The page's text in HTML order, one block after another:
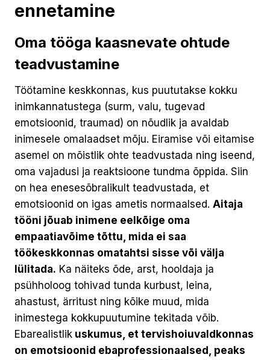
ennetamine
Oma tööga kaasnevate ohtude
teadvustamine
Töötamine keskkonnas, kus puututakse kokku
inimkannatustega (surm, valu, tugevad
emotsioonid, traumad) on nõudlik ja avaldab
inimesele omalaadset mõju. Eiramise või eitamise
asemel on mõistlik ohte teadvustada ning iseend,
oma vajadusi ja reaktsioone tundma õppida. Siin
on hea enesesõbralikult teadvustada, et
emotsioonid on igas ametis normaalsed. Aitaja
tööni jõuab inimene eelkõige oma
empaatiavõime tõttu, mida ei saa
töökeskkonnas omatahtsi sisse või välja
lülitada. Ka näiteks õde, arst, hooldaja ja
psühholoog tohivad tunda kurbust, leina,
ahastust, ärritust ning kõike muud, mida
inimestega kokkupuutumine tekitada võib.
Ebarealistlik uskumus, et tervishoiuvaldkonnas
on emotsioonid ebaprofessionaalsed, peaks